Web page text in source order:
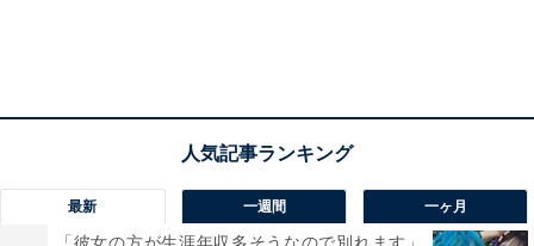
最新 一週間 一ヶ月